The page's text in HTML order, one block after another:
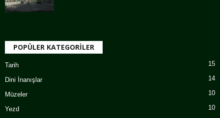
POPÜLER KATEGORİLER
Tarih 15
Dini İnanışlar 14
Müzeler 10
Yezd 10